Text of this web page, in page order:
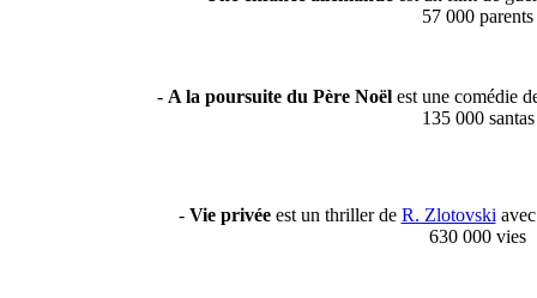
57 000 parents
- A la poursuite du Père Noël est une comédie
135 000 santas
- Vie privée est un thriller de R. Zlotovski
630 000 vies